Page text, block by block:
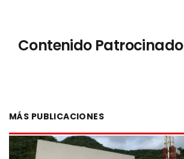
Contenido Patrocinado
MÁS PUBLICACIONES